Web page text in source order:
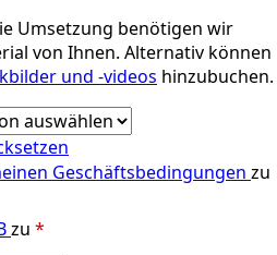
Umsetzung benötigen wir
von Ihnen. Alternativ können
und -videos hinzubuchen.
Geschäftsbedingungen zu
zu *